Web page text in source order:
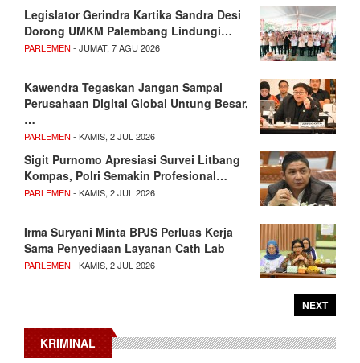
Legislator Gerindra Kartika Sandra Desi
Dorong UMKM Palembang Lindungi…
PARLEMEN - JUMAT, 7 AGU 2026
Kawendra Tegaskan Jangan Sampai
Perusahaan Digital Global Untung Besar,
…
PARLEMEN - KAMIS, 2 JUL 2026
Sigit Purnomo Apresiasi Survei Litbang
Kompas, Polri Semakin Profesional…
PARLEMEN - KAMIS, 2 JUL 2026
Irma Suryani Minta BPJS Perluas Kerja
Sama Penyediaan Layanan Cath Lab
PARLEMEN - KAMIS, 2 JUL 2026
NEXT
KRIMINAL